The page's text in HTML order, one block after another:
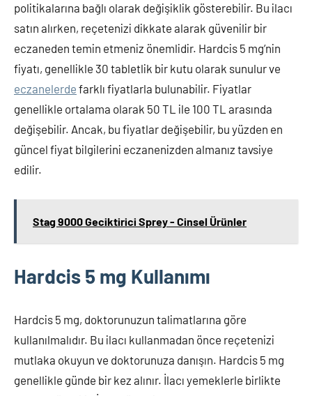
politikalarına bağlı olarak değişiklik gösterebilir. Bu ilacı
satın alırken, reçetenizi dikkate alarak güvenilir bir
eczaneden temin etmeniz önemlidir. Hardcis 5 mg’nin
fiyatı, genellikle 30 tabletlik bir kutu olarak sunulur ve
eczanelerde farklı fiyatlarla bulunabilir. Fiyatlar
genellikle ortalama olarak 50 TL ile 100 TL arasında
değişebilir. Ancak, bu fiyatlar değişebilir, bu yüzden en
güncel fiyat bilgilerini eczanenizden almanız tavsiye
edilir.
Stag 9000 Geciktirici Sprey - Cinsel Ürünler
Hardcis 5 mg Kullanımı
Hardcis 5 mg, doktorunuzun talimatlarına göre
kullanılmalıdır. Bu ilacı kullanmadan önce reçetenizi
mutlaka okuyun ve doktorunuza danışın. Hardcis 5 mg
genellikle günde bir kez alınır. İlacı yemeklerle birlikte